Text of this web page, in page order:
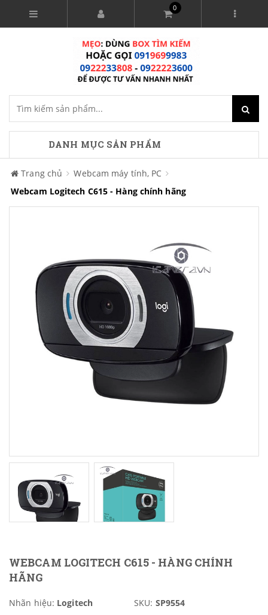
0
DANH MỤC SẢN PHẨM
Trang chủ
Webcam máy tính, PC
Webcam Logitech C615 - Hàng chính hãng
WEBCAM LOGITECH C615 - HÀNG CHÍNH
HÃNG
Nhãn hiệu: Logitech SKU: SP9554